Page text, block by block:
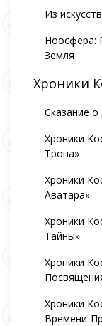
Из
Ноосфера:
Земля
Хроники
Сказание о
Хроники
Трона»
Хроники
Аватара»
Хроники
Тайны»
Хроники
Хроники
Времени-